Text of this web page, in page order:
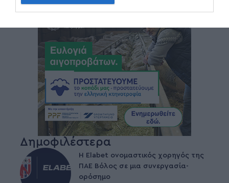
Δημοφιλέστερα
Η Elabet ονομαστικός χορηγός της
ΠΑΕ Βόλος σε μια συνεργασία-
ορόσημο